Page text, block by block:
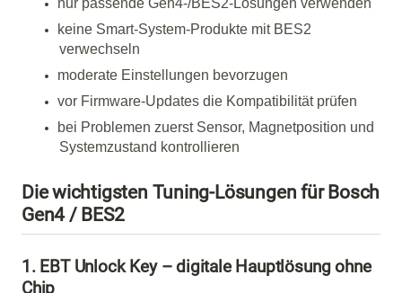
keine Smart-System-Produkte mit BES2
verwechseln
moderate Einstellungen bevorzugen
vor Firmware-Updates die Kompatibilität prüfen
bei Problemen zuerst Sensor, Magnetposition und
Systemzustand kontrollieren
Die wichtigsten Tuning-Lösungen für Bosch
Gen4 / BES2
1. EBT Unlock Key – digitale Hauptlösung ohne
Chip